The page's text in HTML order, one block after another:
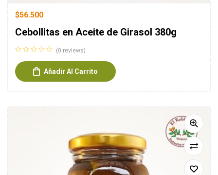
$56.500
Cebollitas en Aceite de Girasol 380g
(0 reviews)
Añadir Al Carrito